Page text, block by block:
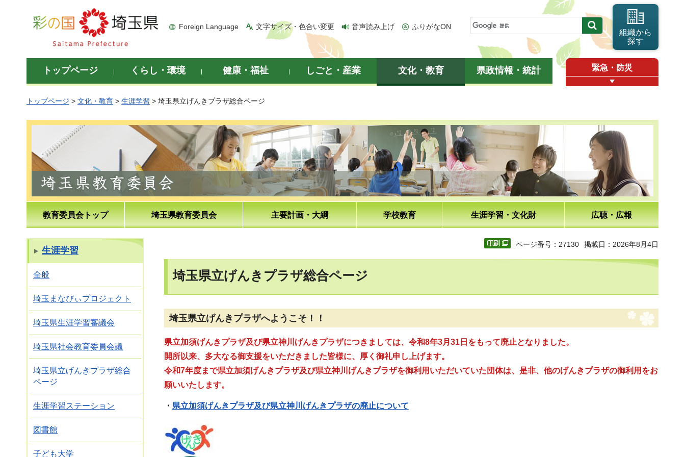
彩の国 埼玉県
Foreign Language 文字サイズ・色合い変更 音声読み上げ ふりがなON
組織から
探す
トップページ くらし・環境 健康・福祉 しごと・産業 文化・教育 県政情報・統計 緊急・防災
トップページ > 文化・教育 > 生涯学習 > 埼玉県立げんきプラザ総合ページ
教育委員会トップ 埼玉県教育委員会 主要計画・大綱 学校教育 生涯学習・文化財 広聴・広報
生涯学習
全般
埼玉まなびぃプロジェクト
埼玉県生涯学習審議会
埼玉県社会教育委員会議
埼玉県立げんきプラザ総合
ページ
生涯学習ステーション
図書館
子ども大学
ページ番号：27130 掲載日：2026年8月4日
埼玉県立げんきプラザ総合ページ
埼玉県立げんきプラザへようこそ！！
県立加須げんきプラザ及び県立神川げんきプラザにつきましては、令和8年3月31日をもって廃止となりました。
開所以来、多大なる御支援をいただきました皆様に、厚く御礼申し上げます。
令和7年度まで県立加須げんきプラザ及び県立神川げんきプラザを御利用いただいていた団体は、是非、他のげんきプラザの御利用をお
願いいたします。
・ 県立加須げんきプラザ及び県立神川げんきプラザの廃止について